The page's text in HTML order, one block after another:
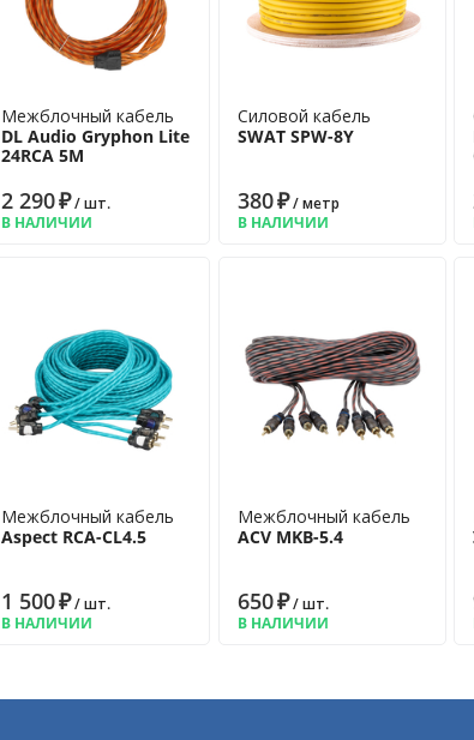
Межблочный кабель
DL Audio Gryphon Lite
24RCA 5M
2 290₽/ шт.
В НАЛИЧИИ
Силовой кабель
SWAT SPW-8Y
380₽/ метр
В НАЛИЧИИ
Межблочный кабель
Aspect RCA-CL4.5
1 500₽/ шт.
В НАЛИЧИИ
Межблочный кабель
ACV MKB-5.4
650₽/ шт.
В НАЛИЧИИ